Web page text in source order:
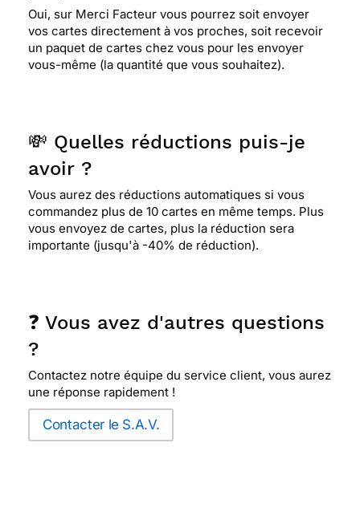
⭐⭐⭐⭐⭐ Le 10/05/2021 : Site très facile
d'utilisation avec un choix étendu de modèles
aussi bien en image, qu'en police et en
présentation etc ... hyper complet. Commande
⭐⭐⭐⭐ Le 25/04/2021 : Elle me plait bien
⭐⭐⭐⭐⭐ Le 04/03/2021 : Très bien
⭐⭐⭐⭐ Le 14/01/2021 : Presque parfait
⭐⭐⭐⭐ Le 21/09/2020 : Jolie carte , très sobre
⭐⭐⭐⭐ Le 31/08/2020 : Pas mal
Oui, sur Merci Facteur vous pourrez soit envoyer
vos cartes directement à vos proches, soit recevoir
un paquet de cartes chez vous pour les envoyer
vous-même (la quantité que vous souhaitez).
💸 Quelles réductions puis-je
avoir ?
Vous aurez des réductions automatiques si vous
commandez plus de 10 cartes en même temps. Plus
vous envoyez de cartes, plus la réduction sera
importante (jusqu'à -40% de réduction).
❓ Vous avez d'autres questions
?
Contactez notre équipe du service client, vous aurez
une réponse rapidement !
Contacter le S.A.V.